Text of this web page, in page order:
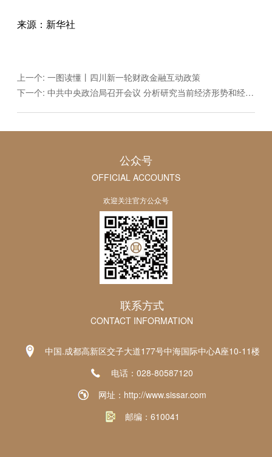
来源：新华社
上一个:一图读懂丨四川新一轮财政金融互动政策
下一个:中共中央政治局召开会议 分析研究当前经济形势和经济工作 中共中央总书记习近平主持会议
公众号
OFFICIAL ACCOUNTS
欢迎关注官方公众号
联系方式
CONTACT INFORMATION
中国.成都高新区交子大道177号中海国际中心A座10-11楼
电话：028-80587120
网址：http://www.sissar.com
邮编：610041